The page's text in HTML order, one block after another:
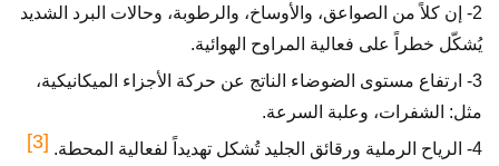
2- إن كلاً من الصواعق، والأوساخ، والرطوبة، وحالات البرد الشديد
يُشكّل خطراً على فعالية المراوح الهوائية.
3- ارتفاع مستوى الضوضاء الناتج عن حركة الأجزاء الميكانيكية،
مثل: الشفرات، وعلبة السرعة.
4- الرياح الرملية ورقائق الجليد تُشكل تهديداً لفعالية المحطة.
[3]